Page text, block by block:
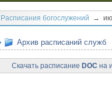
Расписания богослужений →
Архив расписаний служб
Скачать расписание DOC на